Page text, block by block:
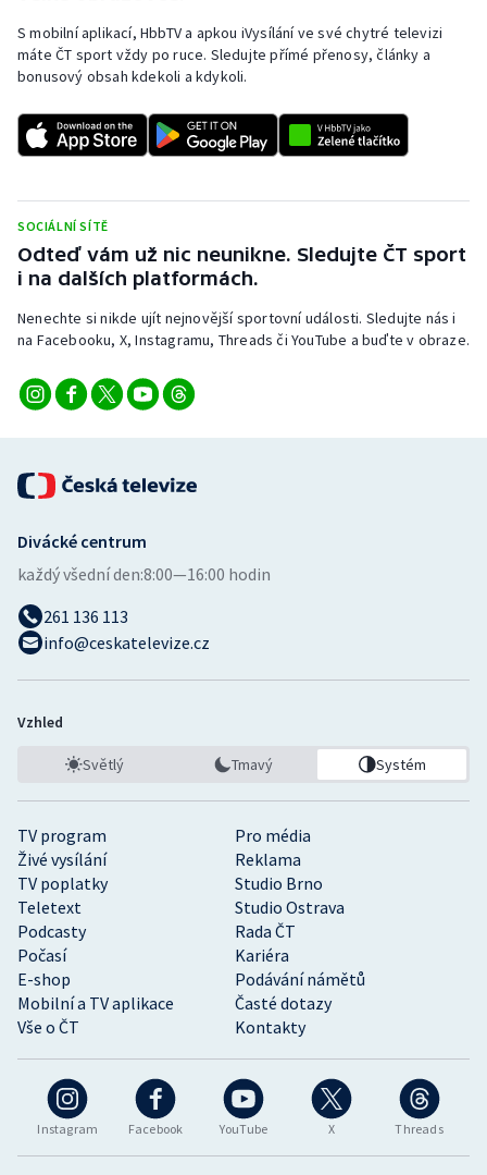
S mobilní aplikací, HbbTV a apkou iVysílání ve své chytré televizi
máte ČT sport vždy po ruce. Sledujte přímé přenosy, články a
bonusový obsah kdekoli a kdykoli.
SOCIÁLNÍ SÍTĚ
Odteď vám už nic neunikne. Sledujte ČT sport
i na dalších platformách.
Nenechte si nikde ujít nejnovější sportovní události. Sledujte nás i
na Facebooku, X, Instagramu, Threads či YouTube a buďte v obraze.
Instagram Facebook YouTube X Threads
TV program
Pro média
Živé vysílání
Reklama
TV poplatky
Studio Brno
Teletext
Studio Ostrava
Podcasty
Rada ČT
Počasí
Kariéra
E-shop
Podávání námětů
Mobilní a TV aplikace
Časté dotazy
Vše o ČT
Kontakty
Divácké centrum
každý všední den:8:00—16:00 hodin
261 136 113
info@ceskatelevize.cz
Vzhled
Světlý Tmavý Systém